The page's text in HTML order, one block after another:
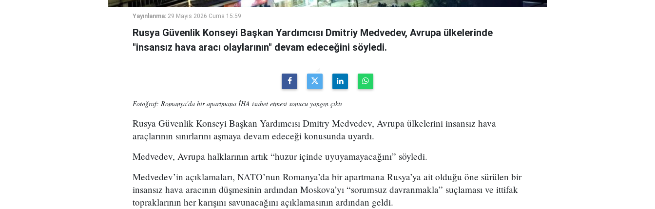
Yayınlanma: 29 Mayıs 2026 Cuma 15:59
Rusya Güvenlik Konseyi Başkan Yardımcısı Dmitriy Medvedev, Avrupa ülkelerinde
"insansız hava aracı olaylarının" devam edeceğini söyledi.
Fotoğraf: Romanya'da bir apartmana İHA isabet etmesi sonucu yangın çıktı
Rusya Güvenlik Konseyi Başkan Yardımcısı Dmitry Medvedev, Avrupa ülkelerini insansız hava
araçlarının sınırlarını aşmaya devam edeceği konusunda uyardı.
Medvedev, Avrupa halklarının artık “huzur içinde uyuyamayacağını” söyledi.
Medvedev’in açıklamaları, NATO’nun Romanya’da bir apartmana Rusya’ya ait olduğu öne sürülen bir
insansız hava aracının düşmesinin ardından Moskova’yı “sorumsuz davranmakla” suçlaması ve ittifak
topraklarının her karışını savunacağını açıklamasının ardından geldi.